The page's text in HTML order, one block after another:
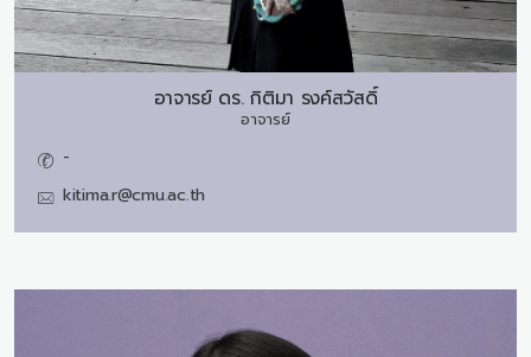
อาจารย์ ดร. กิติมา รงค์สวัสดิ์
อาจารย์
-
kitima.r@cmu.ac.th